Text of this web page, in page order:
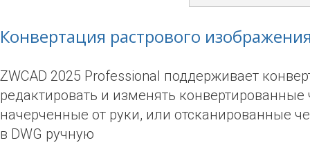
Конвертация растрового
ZWCAD 2025 Professional поддерживает
редактировать и изменять
начерченные от руки, или отсканированные
в DWG ручную